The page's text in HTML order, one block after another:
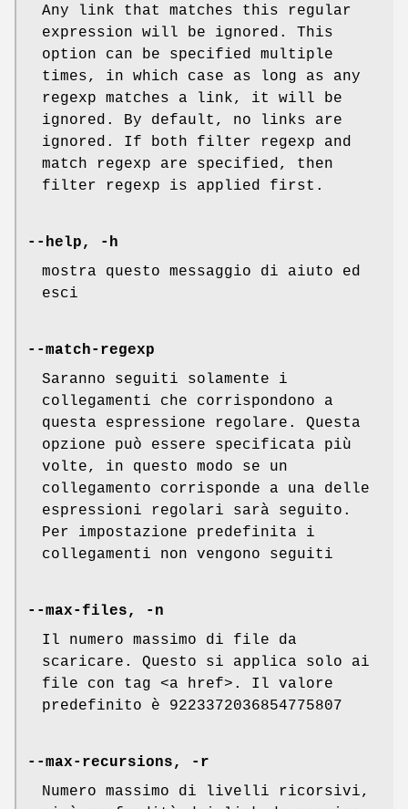
Any link that matches this regular
expression will be ignored. This
option can be specified multiple
times, in which case as long as any
regexp matches a link, it will be
ignored. By default, no links are
ignored. If both filter regexp and
match regexp are specified, then
filter regexp is applied first.
--help, -h
mostra questo messaggio di aiuto ed
esci
--match-regexp
Saranno seguiti solamente i
collegamenti che corrispondono a
questa espressione regolare. Questa
opzione può essere specificata più
volte, in questo modo se un
collegamento corrisponde a una delle
espressioni regolari sarà seguito.
Per impostazione predefinita i
collegamenti non vengono seguiti
--max-files, -n
Il numero massimo di file da
scaricare. Questo si applica solo ai
file con tag <a href>. Il valore
predefinito è 9223372036854775807
--max-recursions, -r
Numero massimo di livelli ricorsivi,